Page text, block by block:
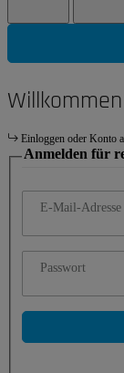
Einloggen oder Konto
Anmelden für
E-Mail-Adresse
Passwort